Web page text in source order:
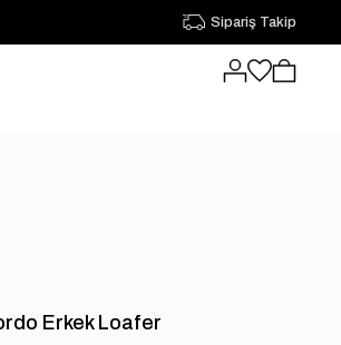
Sipariş Takip
Erkek Loafer